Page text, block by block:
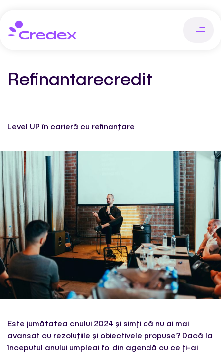
Refinantarecredit
Level UP în carieră cu refinanțare
Este jumătatea anului 2024 și simți că nu ai mai
avansat cu rezoluțiile și obiectivele propuse? Dacă la
începutul anului umpleai foi din agendă cu ce ți-ai